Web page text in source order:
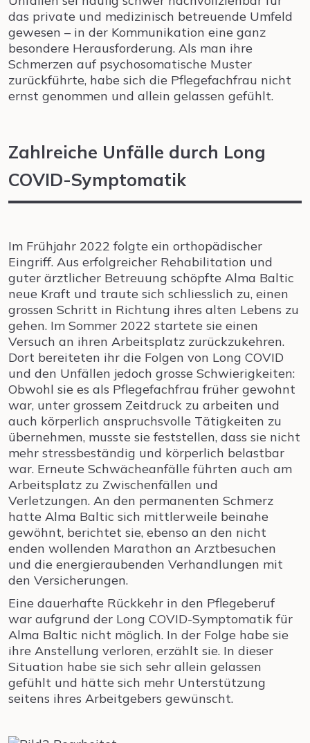
das private und medizinisch betreuende Umfeld
gewesen – in der Kommunikation eine ganz
besondere Herausforderung. Als man ihre
Schmerzen auf psychosomatische Muster
zurückführte, habe sich die Pflegefachfrau nicht
ernst genommen und allein gelassen gefühlt.
Zahlreiche Unfälle durch Long
COVID-Symptomatik
Im Frühjahr 2022 folgte ein orthopädischer
Eingriff. Aus erfolgreicher Rehabilitation und
guter ärztlicher Betreuung schöpfte Alma Baltic
neue Kraft und traute sich schliesslich zu, einen
grossen Schritt in Richtung ihres alten Lebens zu
gehen. Im Sommer 2022 startete sie einen
Versuch an ihren Arbeitsplatz zurückzukehren.
Dort bereiteten ihr die Folgen von Long COVID
und den Unfällen jedoch grosse Schwierigkeiten:
Obwohl sie es als Pflegefachfrau früher gewohnt
war, unter grossem Zeitdruck zu arbeiten und
auch körperlich anspruchsvolle Tätigkeiten zu
übernehmen, musste sie feststellen, dass sie nicht
mehr stressbeständig und körperlich belastbar
war. Erneute Schwächeanfälle führten auch am
Arbeitsplatz zu Zwischenfällen und
Verletzungen. An den permanenten Schmerz
hatte Alma Baltic sich mittlerweile beinahe
gewöhnt, berichtet sie, ebenso an den nicht
enden wollenden Marathon an Arztbesuchen
und die energieraubenden Verhandlungen mit
den Versicherungen.
Eine dauerhafte Rückkehr in den Pflegeberuf
war aufgrund der Long COVID-Symptomatik für
Alma Baltic nicht möglich. In der Folge habe sie
ihre Anstellung verloren, erzählt sie. In dieser
Situation habe sie sich sehr allein gelassen
gefühlt und hätte sich mehr Unterstützung
seitens ihres Arbeitgebers gewünscht.